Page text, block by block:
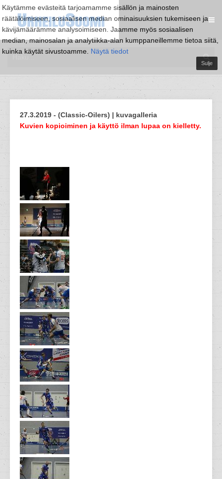
Käytämme evästeitä tarjoamamme sisällön ja mainosten
räätälöimiseen, sosiaalisen median ominaisuuksien tukemiseen ja
kävijämäärämme analysoimiseen. Jaamme myös sosiaalisen
median, mainosalan ja analytiikka-alan kumppaneillemme tietoa siitä,
kuinka käytät sivustoamme. Näytä tiedot
Sulje
27.3.2019 - (Classic-Oilers) | kuvagalleria
Kuvien kopioiminen ja käyttö ilman lupaa on kielletty.